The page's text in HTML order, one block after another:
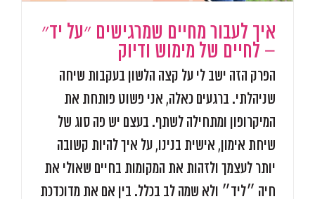
איך לעבור מחיים שמרגישים ״על יד״
– לחיים של מימוש ודיוק
הפרק הזה ישב לי על קצה הלשון בעקבות שיחה
שניהלתי. ברגעים כאלה, אני פשוט פותחת את
המיקרופון ומתחילה לשתף. בעצם יש פה סוג של
שיחת אימון, אישית בנינו, על איך להיות קשובה
יותר לעצמך ולזהות את המקומות בחיים שאולי את
חיה ״ליד״ ולא שמה לב בכלל. בין אם את מדוכדכת